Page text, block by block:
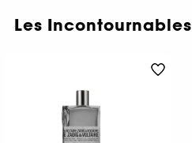
Les Incontournables